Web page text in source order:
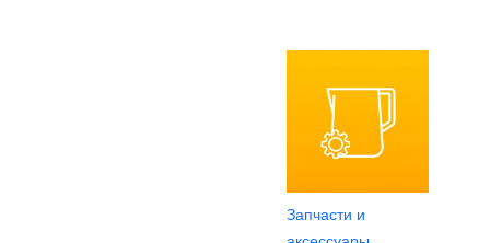
Запчасти и